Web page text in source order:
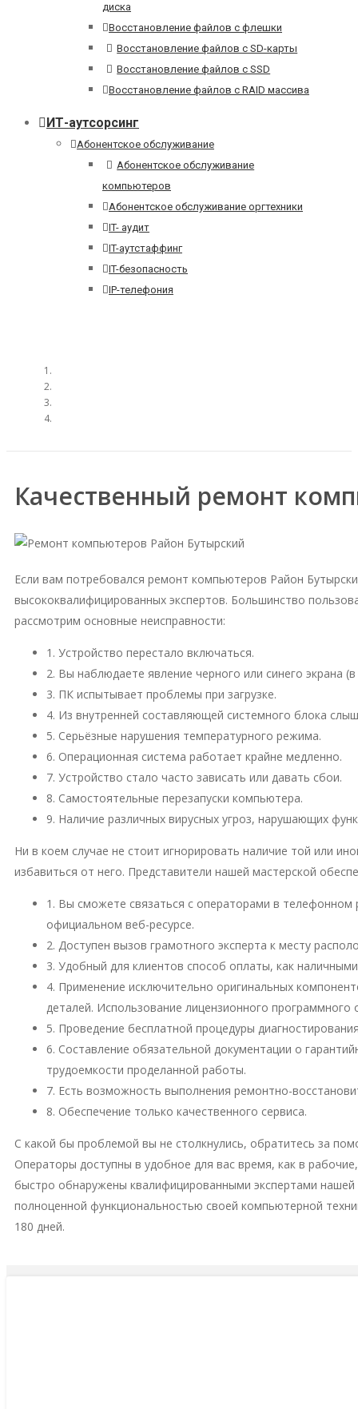
диска
Восстановление файлов с флешки
Восстановление файлов с SD-карты
Восстановление файлов с SSD
Восстановление файлов с RAID массива
ИТ-аутсорсинг
Абонентское обслуживание
Абонентское обслуживание
компьютеров
Абонентское обслуживание оргтехники
IT- аудит
IT-аутстаффинг
IT-безопасность
IP-телефония
Качественный ремонт
Если вам потребовался ремонт компьютеров Район
высококвалифицированных экспертов. Большинство
рассмотрим основные неисправности:
1. Устройство перестало включаться.
2. Вы наблюдаете явление черного или синего экрана
3. ПК испытывает проблемы при загрузке.
4. Из внутренней составляющей системного блока
5. Серьёзные нарушения температурного режима.
6. Операционная система работает крайне медленно.
7. Устройство стало часто зависать или давать сбои.
8. Самостоятельные перезапуски компьютера.
9. Наличие различных вирусных угроз, нарушающих
Ни в коем случае не стоит игнорировать наличие той или
избавиться от него. Представители нашей мастерской
1. Вы сможете связаться с операторами в
официальном веб-ресурсе.
2. Доступен вызов грамотного эксперта к месту
3. Удобный для клиентов способ оплаты, как
4. Применение исключительно оригинальных
деталей. Использование лицензионного
5. Проведение бесплатной процедуры
6. Составление обязательной документации о
трудоемкости проделанной работы.
7. Есть возможность выполнения ремонтно-
8. Обеспечение только качественного сервиса.
С какой бы проблемой вы не столкнулись, обратитесь за
Операторы доступны в удобное для вас время, как в
быстро обнаружены квалифицированными экспертами
полноценной функциональностью своей компьютерной
180 дней.